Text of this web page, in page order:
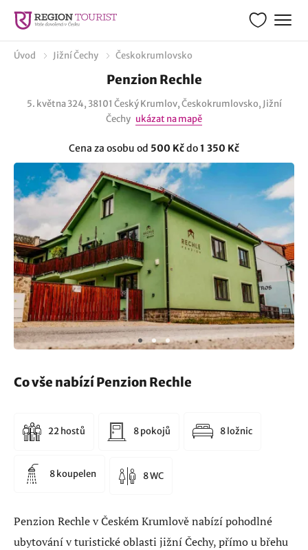
Úvod Jižní Čechy Českokrumlovsko
Penzion Rechle
5. května 324, 38101 Český Krumlov, Českokrumlovsko, Jižní
Čechy ukázat na mapě
Cena za osobu od 500 Kčdo1 350 Kč
Co vše nabízí Penzion Rechle
22 hostů 8 pokojů 8 ložnic
8 koupelen 8 WC
Penzion Rechle v Českém Krumlově nabízí pohodlné
ubytování v turistické oblasti jižní Čechy, přímo u břehu